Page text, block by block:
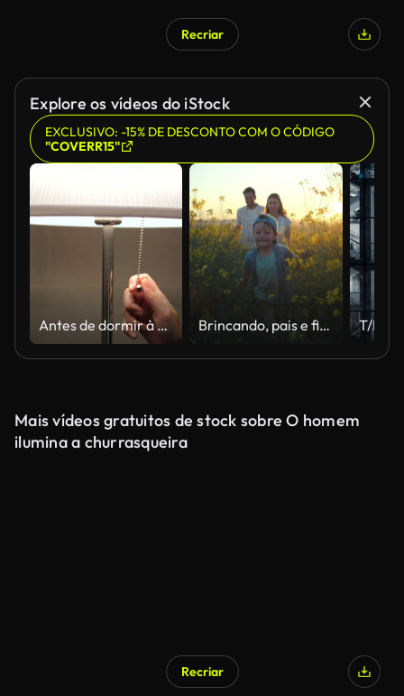
Recriar
Explore os vídeos do iStock
EXCLUSIVO: -15% DE DESCONTO COM O CÓDIGO
"COVERR15"
Antes de dormir à noite, a fêmea mão puxa lâmpada interruptor circuito e apaga luz Brincando, pais e filhos em campo de flores no campo com céu ao pôr do sol, liberdade ou vínculo. Aventura em família na fazenda com mãe, pai e menino felizes caminhar na natureza junto com sorriso, amor e diversão.
Mais vídeos gratuitos de stock sobre O homem
ilumina a churrasqueira
Recriar